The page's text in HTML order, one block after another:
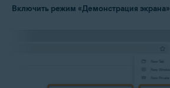
Включить режим «Демонстрация экрана»